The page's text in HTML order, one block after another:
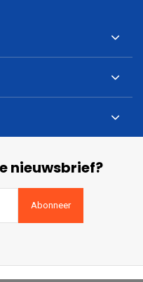
nieuwsbrief?
Abonneer